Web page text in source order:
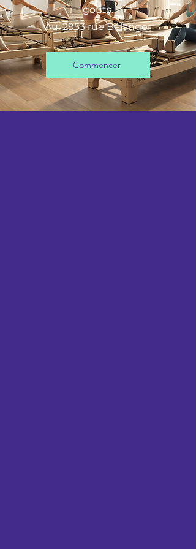
goûts.
Au: 2953 rue Bélanger
Commencer